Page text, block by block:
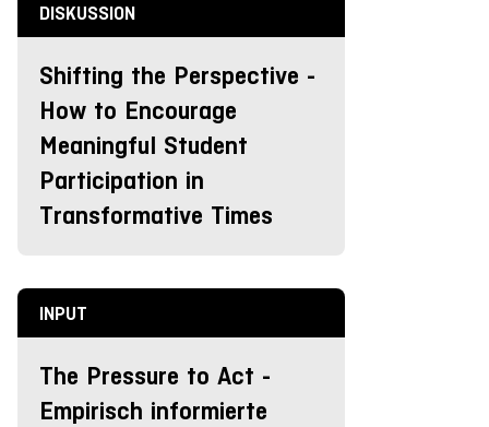
DISKUSSION
Shifting the Perspective -
How to Encourage
Meaningful Student
Participation in
Transformative Times
INPUT
The Pressure to Act -
Empirisch informierte